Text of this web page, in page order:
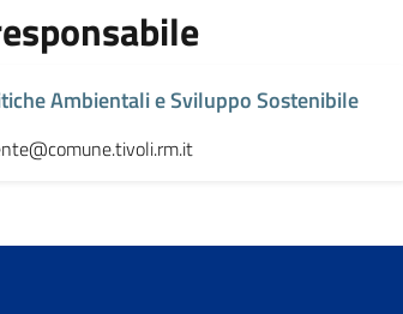
Ambientali e Sviluppo Sostenibile